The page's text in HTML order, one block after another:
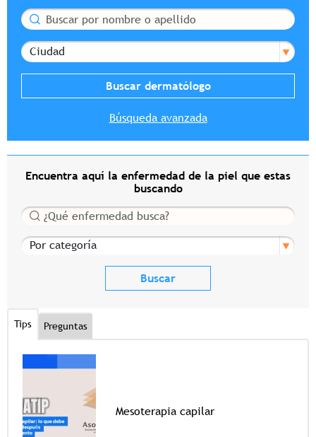
Buscar
Ciudad
Búsqueda avanzada
Encuentra aquí la enfermedad de la piel que estas
buscando
Buscar
Por categoría
Tips Preguntas
Mesoterapia capilar